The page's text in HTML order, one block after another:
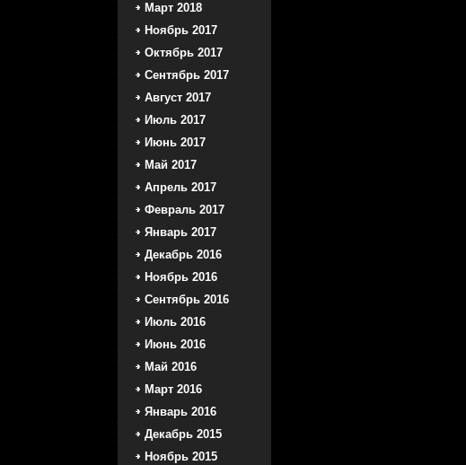
Март 2018
Ноябрь 2017
Октябрь 2017
Сентябрь 2017
Август 2017
Июль 2017
Июнь 2017
Май 2017
Апрель 2017
Февраль 2017
Январь 2017
Декабрь 2016
Ноябрь 2016
Сентябрь 2016
Июль 2016
Июнь 2016
Май 2016
Март 2016
Январь 2016
Декабрь 2015
Ноябрь 2015